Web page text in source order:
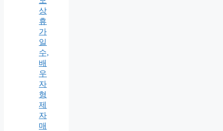
상
휴
가
일
수,
배
우
자
형
제
자
매